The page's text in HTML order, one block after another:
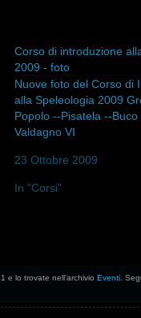
Corso di introduzione
2009 - foto
Nuove foto del Corso di
alla Speleologia 2009
Popolo --Pisatela --
Valdagno VI
23 Ottobre 2009
In "Corsi"
e lo trovate nell'archivio Eventi.